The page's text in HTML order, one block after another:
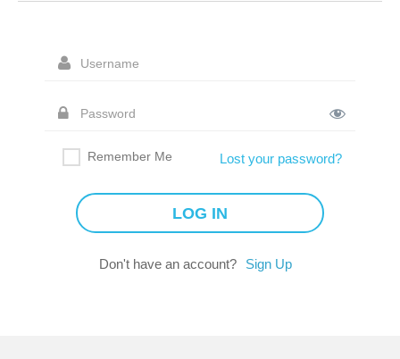
Remember Me Lost your password?
Don't have an account? Sign Up